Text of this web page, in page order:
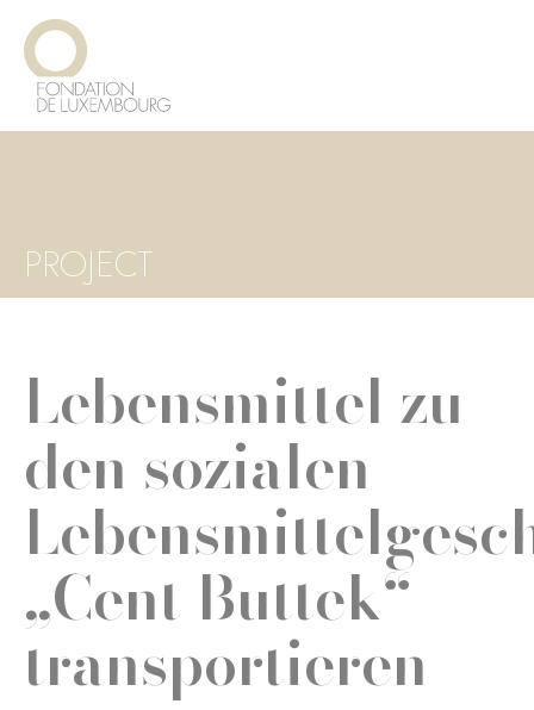
Direkt
zum
Inhalt
PROJECT
Lebensmittel zu
den sozialen
„Cent Buttek“
transportieren
Cookie-Einstellungen